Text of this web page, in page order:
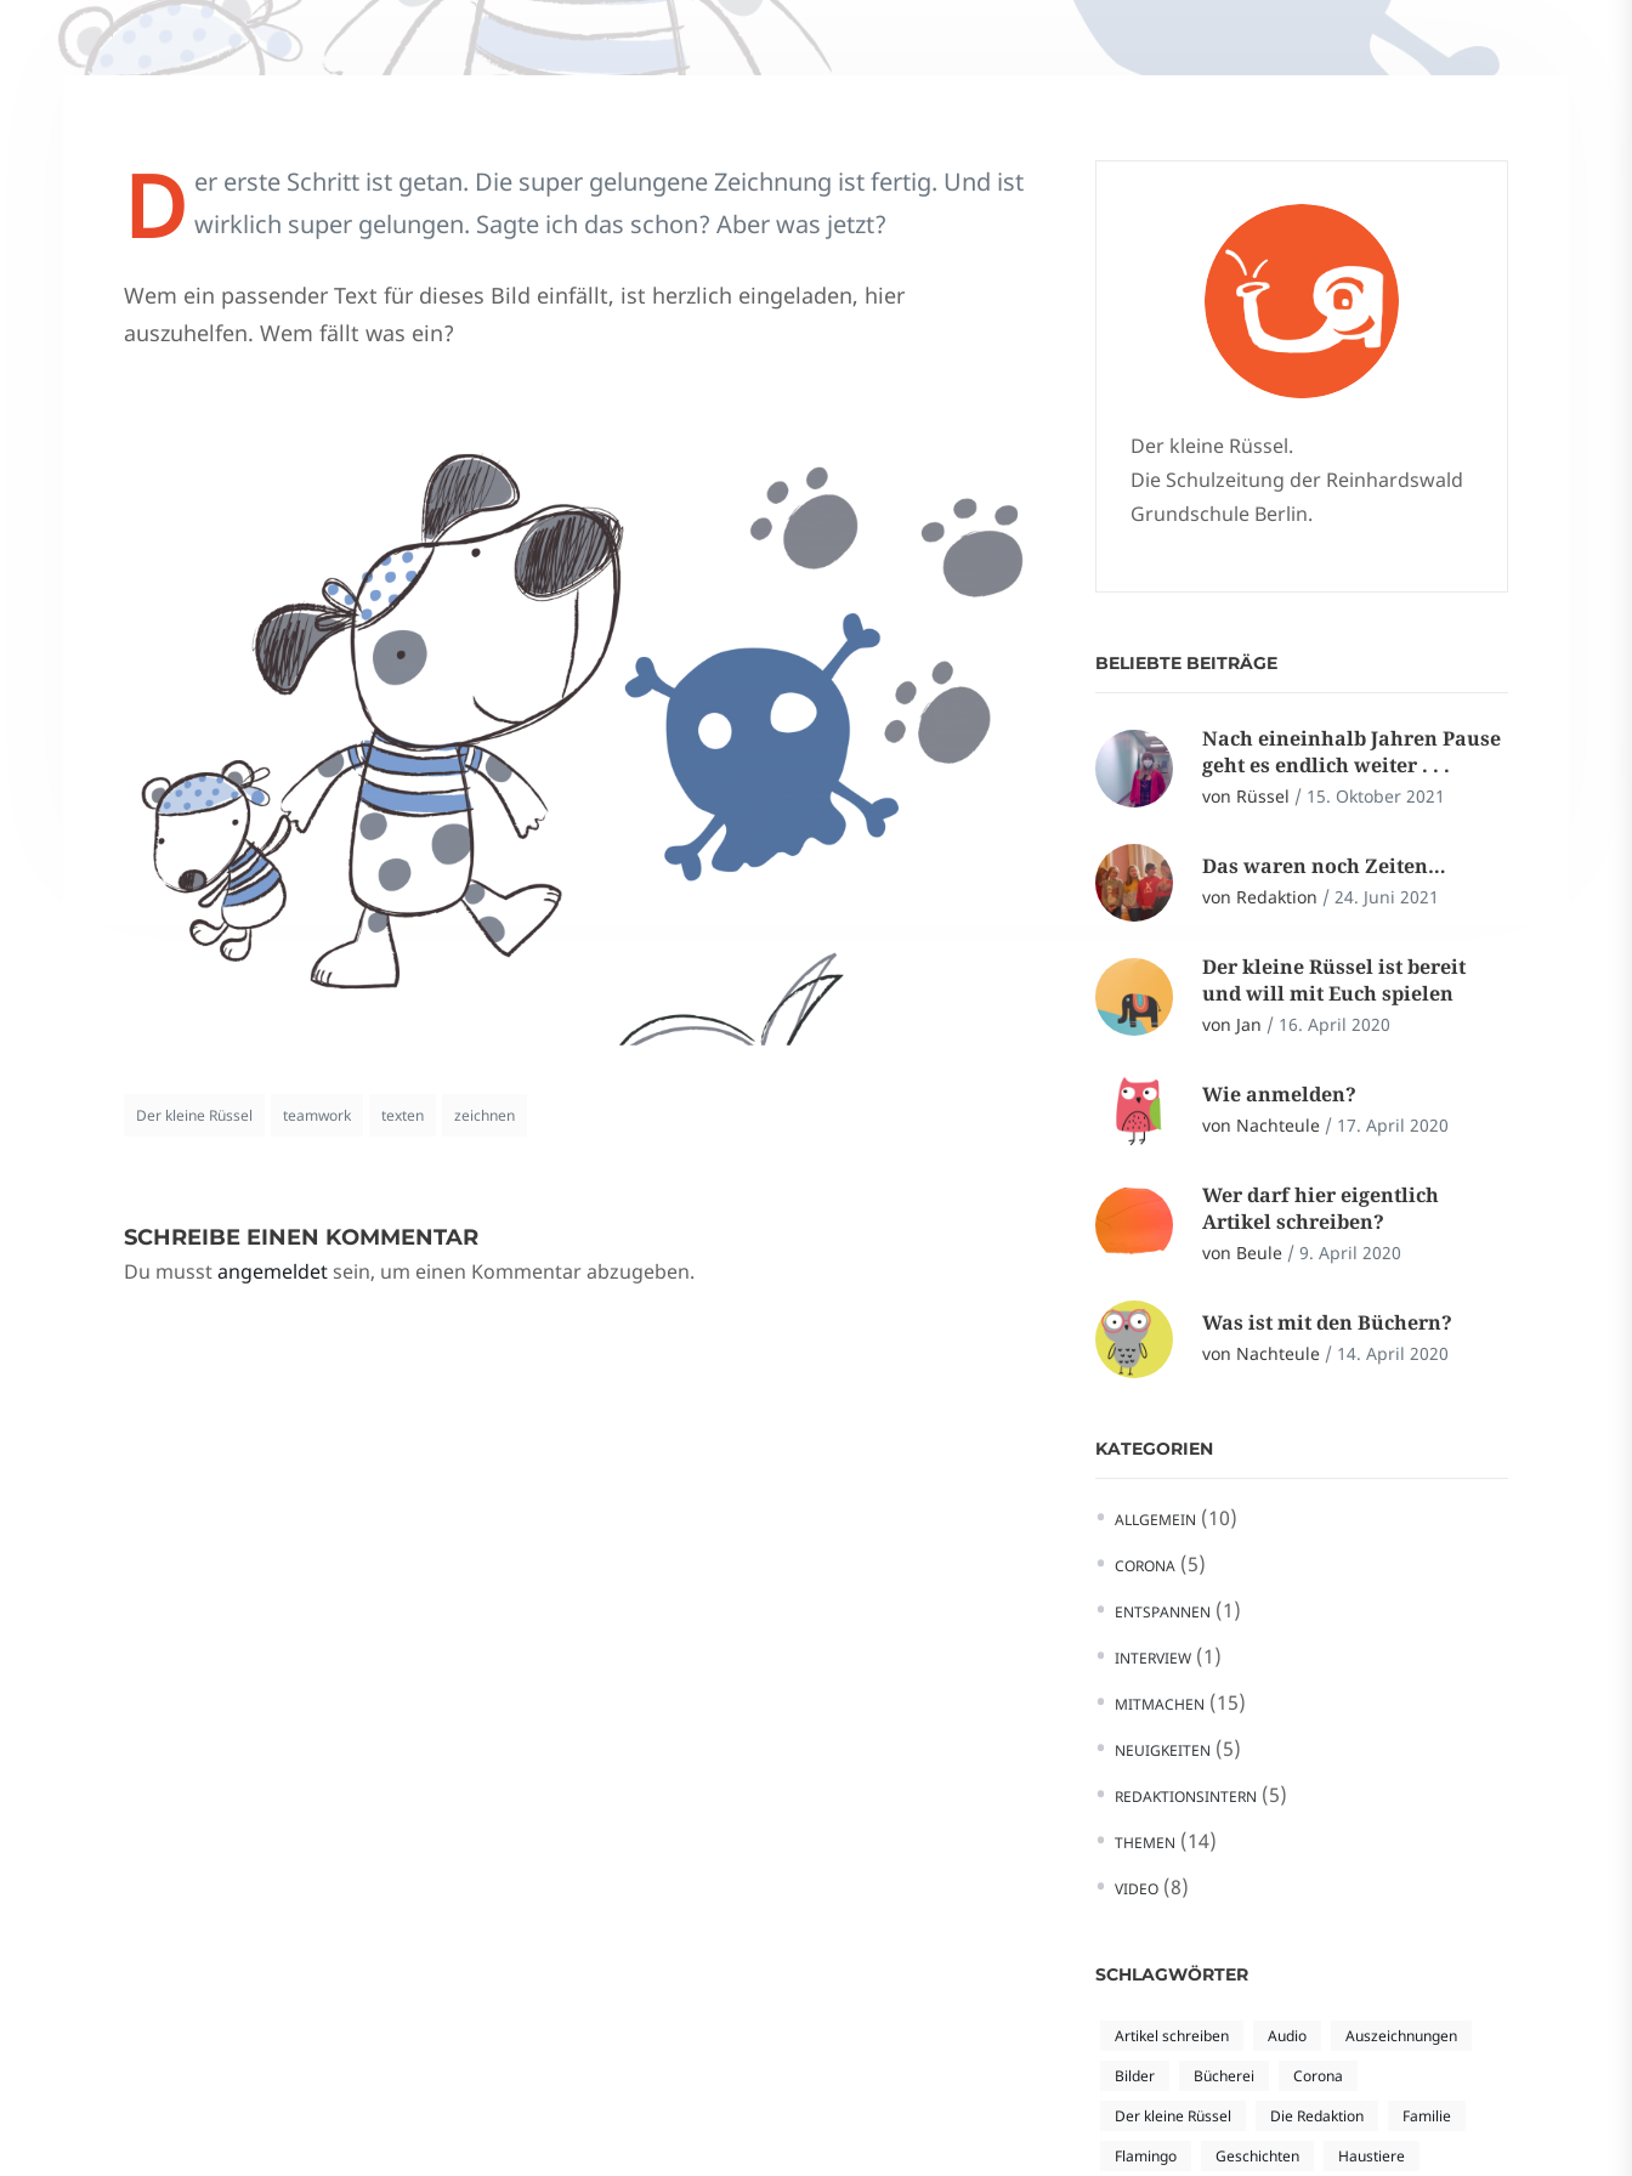
D er erste Schritt ist getan. Die super gelungene Zeichnung ist fertig. Und ist
wirklich super gelungen. Sagte ich das schon? Aber was jetzt?
Wem ein passender Text für dieses Bild einfällt, ist herzlich eingeladen, hier
auszuhelfen. Wem fällt was ein?
Der kleine Rüssel teamwork texten zeichnen
SCHREIBE EINEN KOMMENTAR
Du musstangemeldet sein, um einen Kommentar abzugeben.
Der kleine Rüssel.
Die Schulzeitung der Reinhardswald
Grundschule Berlin.
BELIEBTE BEITRÄGE
Nach eineinhalb Jahren Pause
geht es endlich weiter . . .
von Rüssel / 15. Oktober 2021
Das waren noch Zeiten…
von Redaktion / 24. Juni 2021
Der kleine Rüssel ist bereit
und will mit Euch spielen
von Jan / 16. April 2020
Wie anmelden?
von Nachteule / 17. April 2020
Wer darf hier eigentlich
Artikel schreiben?
von Beule / 9. April 2020
Was ist mit den Büchern?
von Nachteule / 14. April 2020
KATEGORIEN
ALLGEMEIN (10)
CORONA (5)
ENTSPANNEN (1)
INTERVIEW (1)
MITMACHEN (15)
NEUIGKEITEN (5)
REDAKTIONSINTERN (5)
THEMEN (14)
VIDEO (8)
SCHLAGWÖRTER
Artikel schreiben Audio
Auszeichnungen
Bilder
Bücherei
Corona
Der kleine Rüssel
Die Redaktion
Familie
Flamingo
Geschichten Haustiere